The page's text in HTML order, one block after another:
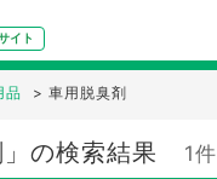
イト
品 > 車用脱臭剤
」の検索結果 1件